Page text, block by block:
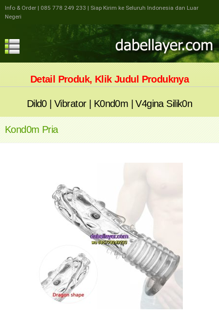
Info & Order | 085 778 249 233 | Siap Kirim ke Seluruh Indonesia dan Luar
Negeri
Detail Produk, Klik Judul Produknya
Dild0|Vibrator | K0nd0m |V4gina Silik0n
Kond0m Pria